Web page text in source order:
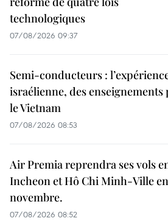
technologiques
07/08/2026 09:37
Semi-conducteurs :
israélienne, des enseignements
le Vietnam
07/08/2026 08:53
Air Premia reprendra ses vols
Incheon et Hô Chi Minh-Ville en
novembre.
07/08/2026 08:52